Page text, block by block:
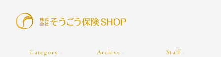
Category Archive Staff